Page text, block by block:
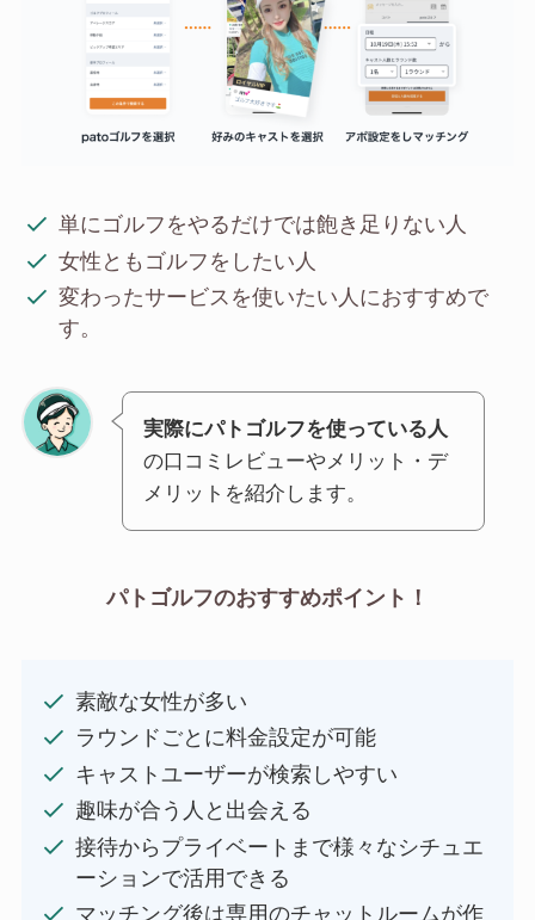
単にゴルフをやるだけでは飽き足りない人
女性ともゴルフをしたい人
変わったサービスを使いたい人におすすめで
す。
実際にパトゴルフを使っている人
の口コミレビューやメリット・デ
メリットを紹介します。
パトゴルフのおすすめポイント！
素敵な女性が多い
ラウンドごとに料金設定が可能
キャストユーザーが検索しやすい
趣味が合う人と出会える
接待からプライベートまで様々なシチュエ
ーションで活用できる
マッチング後は専用のチャットルームが作